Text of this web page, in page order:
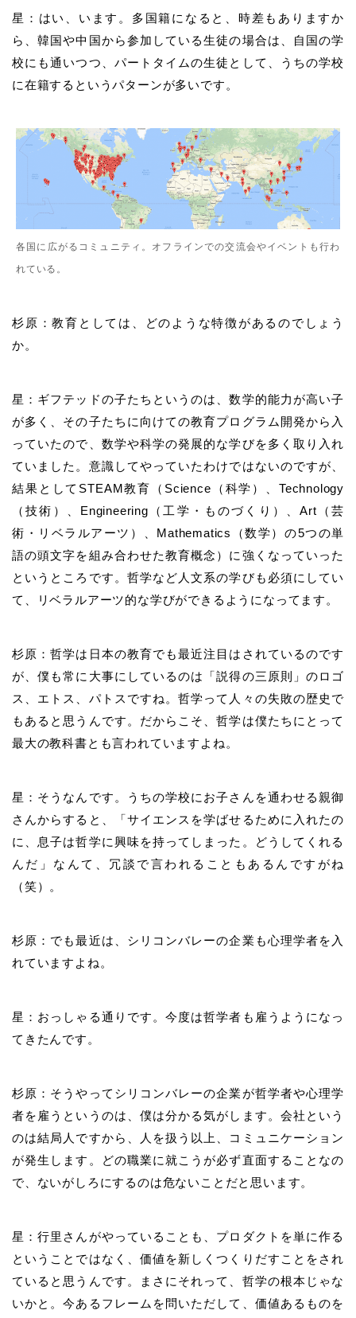
星：はい、います。多国籍になると、時差もありますか
ら、韓国や中国から参加している生徒の場合は、自国の学
校にも通いつつ、パートタイムの生徒として、うちの学校
に在籍するというパターンが多いです。
各国に広がるコミュニティ。オフラインでの交流会やイベントも行わ
れている。
杉原：教育としては、どのような特徴があるのでしょう
か。
星：ギフテッドの子たちというのは、数学的能力が高い子
が多く、その子たちに向けての教育プログラム開発から入
っていたので、数学や科学の発展的な学びを多く取り入れ
ていました。意識してやっていたわけではないのですが、
結果としてSTEAM教育（Science（科学）、Technology
（技術）、Engineering（工学・ものづくり）、Art（芸
術・リベラルアーツ）、Mathematics（数学）の5つの単
語の頭文字を組み合わせた教育概念）に強くなっていった
というところです。哲学など人文系の学びも必須にしてい
て、リベラルアーツ的な学びができるようになってます。
杉原：哲学は日本の教育でも最近注目はされているのです
が、僕も常に大事にしているのは「説得の三原則」のロゴ
ス、エトス、パトスですね。哲学って人々の失敗の歴史で
もあると思うんです。だからこそ、哲学は僕たちにとって
最大の教科書とも言われていますよね。
星：そうなんです。うちの学校にお子さんを通わせる親御
さんからすると、「サイエンスを学ばせるために入れたの
に、息子は哲学に興味を持ってしまった。どうしてくれる
んだ」なんて、冗談で言われることもあるんですがね
（笑）。
杉原：でも最近は、シリコンバレーの企業も心理学者を入
れていますよね。
星：おっしゃる通りです。今度は哲学者も雇うようになっ
てきたんです。
杉原：そうやってシリコンバレーの企業が哲学者や心理学
者を雇うというのは、僕は分かる気がします。会社という
のは結局人ですから、人を扱う以上、コミュニケーション
が発生します。どの職業に就こうが必ず直面することなの
で、ないがしろにするのは危ないことだと思います。
星：行里さんがやっていることも、プロダクトを単に作る
ということではなく、価値を新しくつくりだすことをされ
ていると思うんです。まさにそれって、哲学の根本じゃな
いかと。今あるフレームを問いただして、価値あるものを